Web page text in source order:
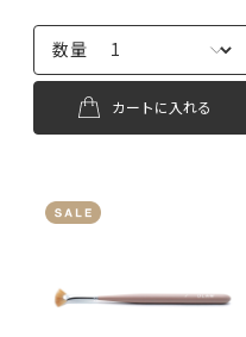
数量
カートに入れる